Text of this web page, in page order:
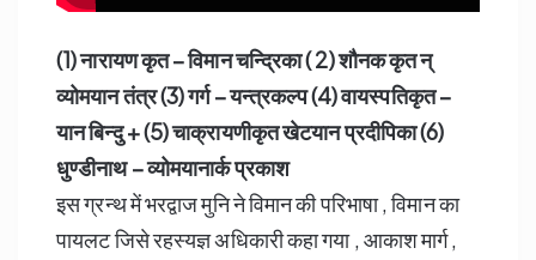
(1) नारायण कृत – विमान चन्द्रिका ( 2) शौनक कृत न्
व्योमयान तंत्र (3) गर्ग – यन्त्रकल्प (4) वायस्पतिकृत –
यान बिन्दु + (5) चाक्रायणीकृत खेटयान प्रदीपिका (6)
धुण्डीनाथ – व्योमयानार्क प्रकाश
इस ग्रन्थ में भरद्वाज मुनि ने विमान की परिभाषा , विमान का
पायलट जिसे रहस्यज्ञ अधिकारी कहा गया , आकाश मार्ग ,